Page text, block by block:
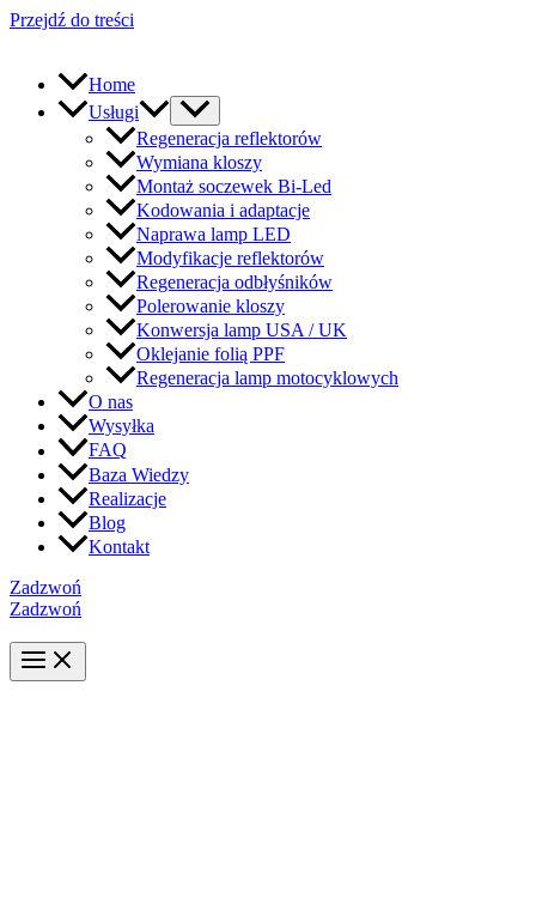
Przejdź do treści
Home
Usługi
Regeneracja reflektorów
Wymiana kloszy
Montaż soczewek Bi-Led
Kodowania i adaptacje
Naprawa lamp LED
Modyfikacje reflektorów
Regeneracja odbłyśników
Polerowanie kloszy
Konwersja lamp USA / UK
Oklejanie folią PPF
Regeneracja lamp motocyklowych
O nas
Wysyłka
FAQ
Baza Wiedzy
Realizacje
Blog
Kontakt
Zadzwoń
Zadzwoń